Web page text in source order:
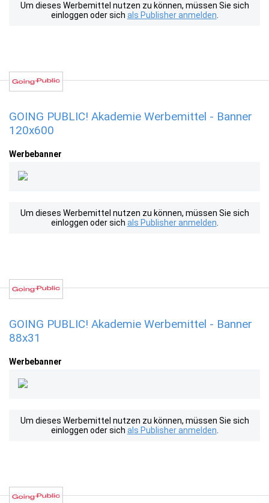
Um dieses Werbemittel nutzen zu können, müssen Sie sich
einloggen oder sich als Publisher anmelden
GOING PUBLIC! Akademie Werbemittel - Banner
120x600
Werbebanner
Um dieses Werbemittel nutzen zu können, müssen Sie sich
einloggen oder sich als Publisher anmelden
GOING PUBLIC! Akademie Werbemittel - Banner
88x31
Werbebanner
Um dieses Werbemittel nutzen zu können, müssen Sie sich
einloggen oder sich als Publisher anmelden